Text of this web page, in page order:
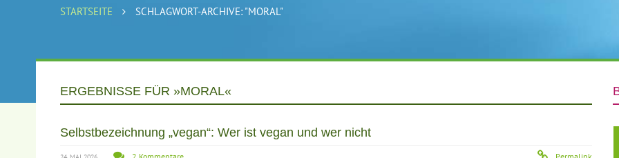
STARTSEITE SCHLAGWORT-ARCHIVE: "MORAL"
ERGEBNISSE FÜR »MORAL«
Selbstbezeichnung „vegan“: Wer ist vegan und wer nicht